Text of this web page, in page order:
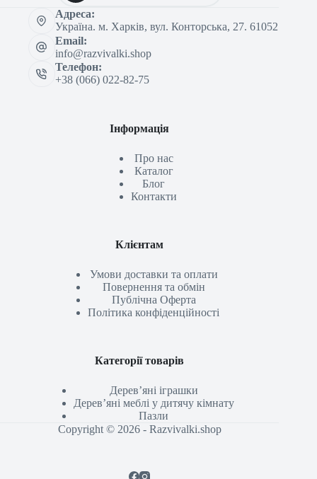
Адреса:
Україна. м. Харків, вул. Конторська, 27. 61052
Email:
info@razvivalki.shop
Телефон:
+38 (066) 022-82-75
Інформація
Про нас
Каталог
Блог
Контакти
Клієнтам
Умови доставки та оплати
Повернення та обмін
Публічна Оферта
Політика конфіденційності
Категорії товарів
Дерев’яні іграшки
Дерев’яні меблі у дитячу кімнату
Пазли
Copyright © 2026 - Razvivalki.shop